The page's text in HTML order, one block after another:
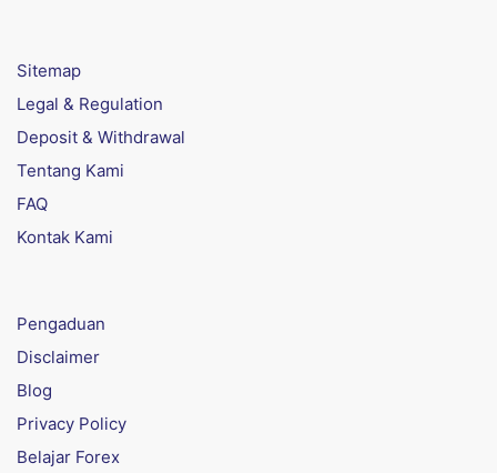
Sitemap
Legal & Regulation
Deposit & Withdrawal
Tentang Kami
FAQ
Kontak Kami
Pengaduan
Disclaimer
Blog
Privacy Policy
Belajar Forex